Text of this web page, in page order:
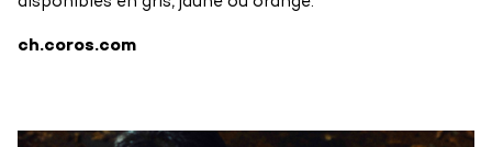
ch.coros.com